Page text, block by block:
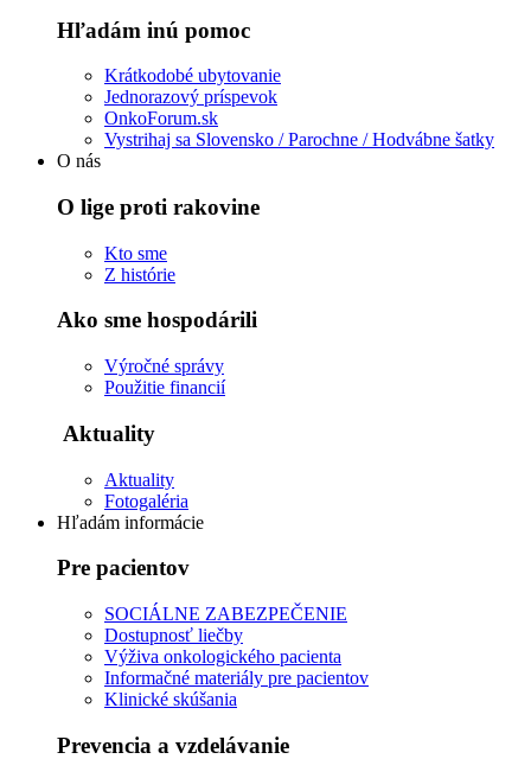
Hľadám inú pomoc
Krátkodobé ubytovanie
Jednorazový príspevok
OnkoForum.sk
Vystrihaj sa Slovensko / Parochne / Hodvábne šatky
O nás
O lige proti rakovine
Kto sme
Z histórie
Ako sme hospodárili
Výročné správy
Použitie financií
Aktuality
Aktuality
Fotogaléria
Hľadám informácie
Pre pacientov
SOCIÁLNE ZABEZPEČENIE
Dostupnosť liečby
Výživa onkologického pacienta
Informačné materiály pre pacientov
Klinické skúšania
Prevencia a vzdelávanie